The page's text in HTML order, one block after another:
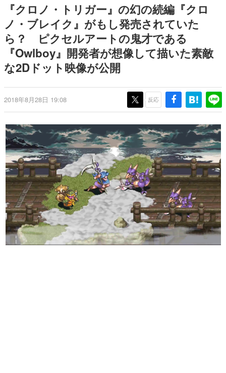
きます。
赫本
この物語を解いてはいけない。『赫本』は、〈試験問題〉
の形をした短編ホラー小説集です。
新世代に訊く
これからのデジタルゲーム市場を担う若きクリエイター達
ゲーム世代の作家たち
ゲームに多大な影響を受けた作家さんに取材し、ゲームが
画です。
日本モバイルゲーム産業史
日本のモバイルゲーム史における主要なトピック・タイト
ルを網羅するほか、開発者へのインタビューや識者による
解説を掲載。約20年の歴史が一望できる決定版！
若ゲのいたり〜ゲームクリエイターの青春〜
『うつヌケ』『ペンと箸』等で知られるマンガ家・田中圭
一先生によるゲーム業界レポートマンガです。
なんでゲームは面白い？
ゲーム開発者・hamatsu氏がゲームの魅力を画面や操作の
具体的な形から解き明かしていく、硬派で骨太な評論連載
プロ野球選手から称賛の声
ら8月20日までの期間限定で開
催予定
『クロノ・トリガー』の幻の続編『クロ
ノ・ブレイク』がもし発売されていた
ら？ ピクセルアートの鬼才である
『Owlboy』開発者が想像して描いた素敵
な2Dドット映像が公開
2018年8月28日 19:08 反応